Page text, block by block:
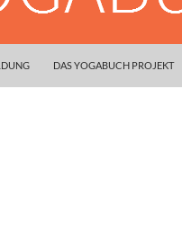
DAS YOGABUCH PROJEKT